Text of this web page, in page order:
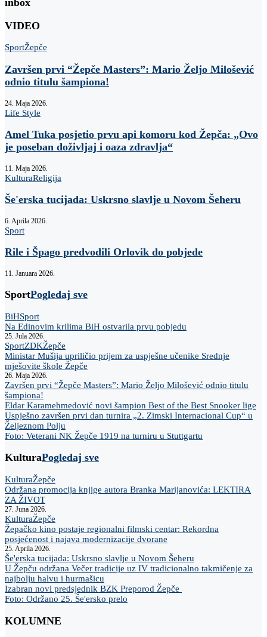
VIDEO
SportŽepče
Završen prvi “Žepče Masters”: Mario Željo Milošević
odnio titulu šampiona!
24. Maja 2026.
Life Style
Amel Tuka posjetio prvu api komoru kod Žepča: „Ovo
je poseban doživljaj i oaza zdravlja“
11. Maja 2026.
KulturaReligija
Še'erska tucijada: Uskrsno slavlje u Novom Šeheru
6. Aprila 2026.
Sport
Rile i Špago predvodili Orlovik do pobjede
11. Januara 2026.
SportPogledaj sve
BiHSport
Na Edinovim krilima BiH ostvarila prvu pobjedu
25. Jula 2026.
SportZDKŽepče
Ministar Mušija upriličio prijem za uspješne učenike Srednje
mješovite škole Žepče
26. Maja 2026.
Završen prvi “Žepče Masters”: Mario Željo Milošević odnio titulu
šampiona!
Eldar Karamehmedović novi šampion Best of the Best Snooker lige
Uspješno završen prvi dan turnira „2. Zimski Internacional Cup“ u
Željeznom Polju
Foto: Veterani NK Žepče 1919 na turniru u Stuttgartu
KulturaPogledaj sve
KulturaŽepče
Održana promocija knjige autora Branka Marijanovića: LEKTIRA
ZA ŽIVOT
27. Juna 2026.
KulturaŽepče
Žepačko kino postaje regionalni filmski centar: Rekordna
posjećenost i najava modernizacije dvorane
25. Aprila 2026.
Še'erska tucijada: Uskrsno slavlje u Novom Šeheru
U Žepču održana Večer tradicije uz IV tradicionalno takmičenje za
najbolju halvu i hurmašicu
Izabran novi predsjednik BZK Preporod Žepče
Foto: Održano 25. Še'ersko prelo
KOLUMNE